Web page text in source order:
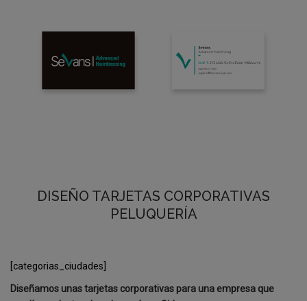
DISEÑO TARJETAS CORPORATIVAS
PELUQUERÍA
[categorias_ciudades]
Diseñamos unas tarjetas corporativas para una empresa que